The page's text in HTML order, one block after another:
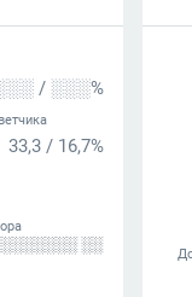
/ ░░░%
33,3 / 16,7%
░░